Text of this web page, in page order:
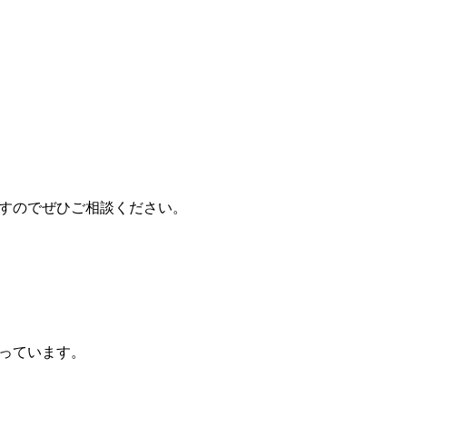
のでぜひご相談ください。
ています。